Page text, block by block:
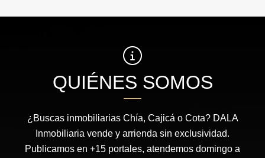
QUIÉNES SOMOS
¿Buscas inmobiliarias Chía, Cajicá o Cota? DALA
Inmobiliaria vende y arrienda sin exclusividad.
Publicamos en +15 portales, atendemos domingo a